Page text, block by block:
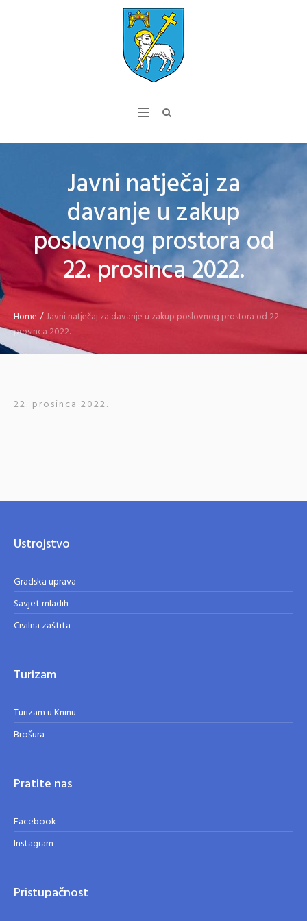
Javni natječaj za
davanje u zakup
poslovnog prostora od
22. prosinca 2022.
Home /Javni natječaj za davanje u zakup poslovnog prostora od 22.
prosinca 2022.
22. prosinca 2022.
Ustrojstvo
Gradska uprava
Savjet mladih
Civilna zaštita
Turizam
Turizam u Kninu
Brošura
Pratite nas
Facebook
Instagram
Pristupačnost